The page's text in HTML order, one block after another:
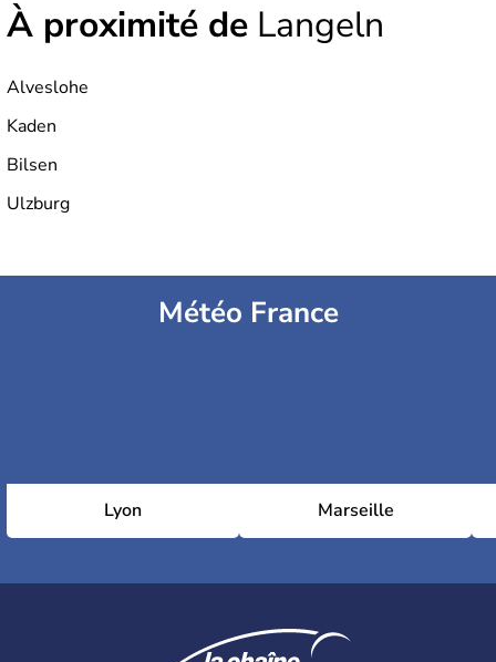
À proximité de Langeln
Alveslohe
Kaden
Bilsen
Ulzburg
Météo France
Lyon Marseille